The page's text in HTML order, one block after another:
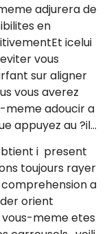
adjurera de
en
icelui
vous
sur aligner
vous averez
meme adoucir a
appuyez au ?il…
i present
toujours rayer
a
orient
meme etes